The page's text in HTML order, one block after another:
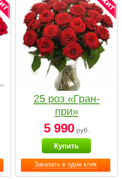
Заказать в один клик
25 роз «Гран-
при»
5 990руб.
Купить